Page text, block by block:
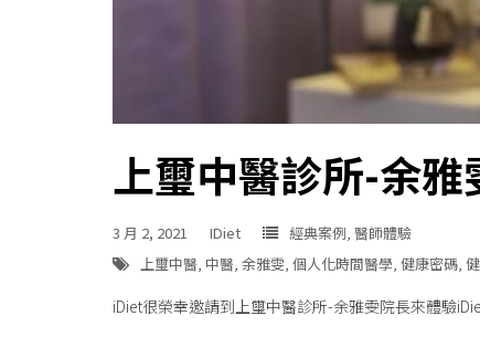
上璽中醫診所-余
3 月 2, 2021 IDiet 經典案例, 醫師體驗
上璽中醫, 中醫, 余雅雯, 個人化時間醫學, 健康密碼,
iDiet很榮幸邀請到上璽中醫診所-余雅雯院長來體驗